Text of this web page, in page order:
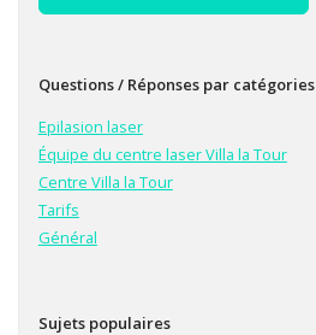
Questions / Réponses par catégories
Epilasion laser
Équipe du centre laser Villa la Tour
Centre Villa la Tour
Tarifs
Général
Sujets populaires